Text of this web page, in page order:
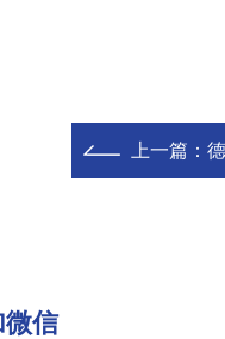
上一篇：
信